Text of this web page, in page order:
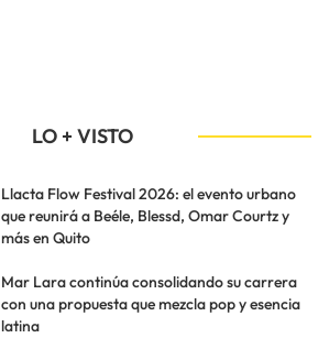
LO + VISTO
Llacta Flow Festival 2026: el evento urbano
que reunirá a Beéle, Blessd, Omar Courtz y
más en Quito
Mar Lara continúa consolidando su carrera
con una propuesta que mezcla pop y esencia
latina